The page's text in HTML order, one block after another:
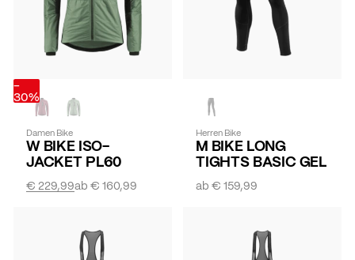
-
30%
Damen Bike
W BIKE ISO-
JACKET PL60
ab€ 160,99
€ 229,99
Herren Bike
M BIKE LONG
TIGHTS BASIC GEL
ab€ 159,99